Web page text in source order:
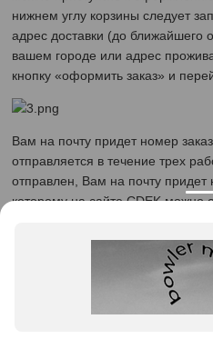
нижнем углу корзины следует
адрес доставки (до ближайшего
вашем городе или адрес
кнопку «оформить заказ» и
Вам на почту придет номер
отправляется в течение трех
отправлен, Вам на почту
которому на сайте CDEK можно
Доставка розничных заказов из